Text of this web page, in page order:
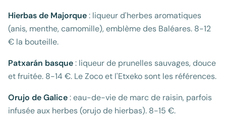
Hierbas de Majorque: liqueur d'herbes aromatiques
(anis, menthe, camomille), emblème des Baléares. 8-12
€ la bouteille.
Patxarán basque: liqueur de prunelles sauvages, douce
et fruitée. 8-14 €. Le Zoco et l'Etxeko sont les références.
Orujo de Galice: eau-de-vie de marc de raisin, parfois
infusée aux herbes (orujo de hierbas). 8-15 €.